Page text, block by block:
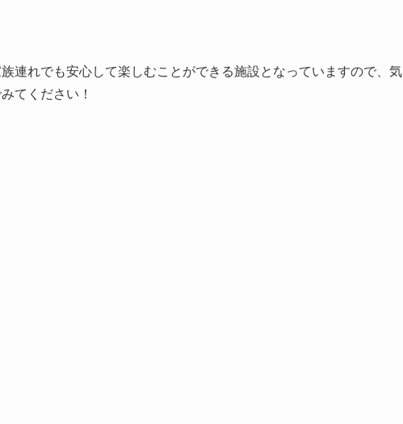
連れでも安心して楽しむことができる施設となっていますので、気
てください！